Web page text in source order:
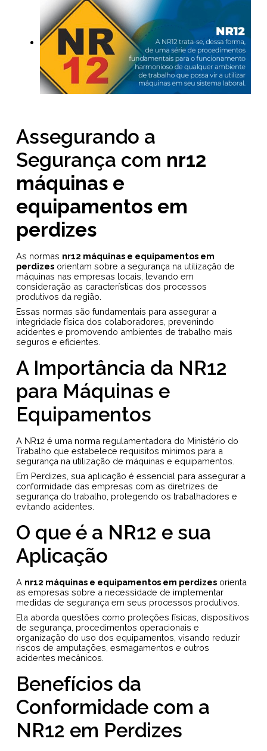
Assegurando a
Segurança com nr12
máquinas e
equipamentos em
perdizes
As normas nr12 máquinas e equipamentos em
perdizes orientam sobre a segurança na utilização de
máquinas nas empresas locais, levando em
consideração as características dos processos
produtivos da região.
Essas normas são fundamentais para assegurar a
integridade física dos colaboradores, prevenindo
acidentes e promovendo ambientes de trabalho mais
seguros e eficientes.
A Importância da NR12
para Máquinas e
Equipamentos
A NR12 é uma norma regulamentadora do Ministério do
Trabalho que estabelece requisitos mínimos para a
segurança na utilização de máquinas e equipamentos.
Em Perdizes, sua aplicação é essencial para assegurar a
conformidade das empresas com as diretrizes de
segurança do trabalho, protegendo os trabalhadores e
evitando acidentes.
O que é a NR12 e sua
Aplicação
A nr12 máquinas e equipamentos em perdizes orienta
as empresas sobre a necessidade de implementar
medidas de segurança em seus processos produtivos.
Ela aborda questões como proteções físicas, dispositivos
de segurança, procedimentos operacionais e
organização do uso dos equipamentos, visando reduzir
riscos de amputações, esmagamentos e outros
acidentes mecânicos.
Benefícios da
Conformidade com a
NR12 em Perdizes